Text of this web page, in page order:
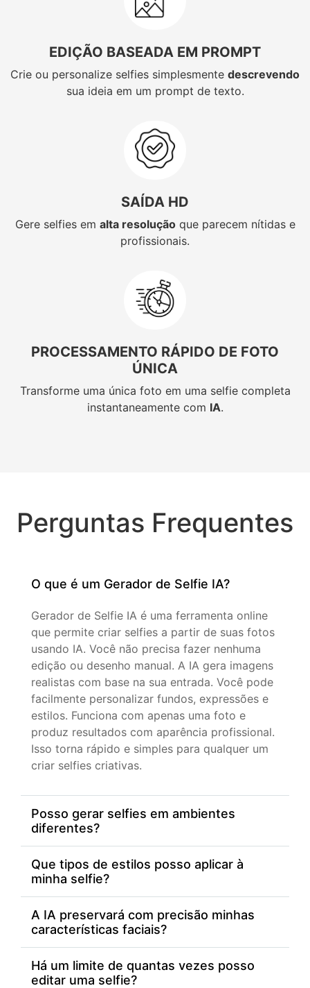
EDIÇÃO BASEADA EM PROMPT
Crie ou personalize selfies simplesmente descrevendo
sua ideia em um prompt de texto.
SAÍDA HD
Gere selfies em alta resoluçãoque parecem nítidas e
profissionais.
PROCESSAMENTO RÁPIDO DE FOTO
ÚNICA
Transforme uma única foto em uma selfie completa
instantaneamente com IA.
Perguntas Frequentes
O que é um Gerador de Selfie IA?
Gerador de Selfie IA é uma ferramenta online
que permite criar selfies a partir de suas fotos
usando IA. Você não precisa fazer nenhuma
edição ou desenho manual. A IA gera imagens
realistas com base na sua entrada. Você pode
facilmente personalizar fundos, expressões e
estilos. Funciona com apenas uma foto e
produz resultados com aparência profissional.
Isso torna rápido e simples para qualquer um
criar selfies criativas.
Posso gerar selfies em ambientes
diferentes?
Que tipos de estilos posso aplicar à
minha selfie?
A IA preservará com precisão minhas
características faciais?
Há um limite de quantas vezes posso
editar uma selfie?